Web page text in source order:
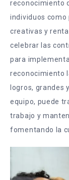
reconocimiento
individuos como
creativas y
celebrar las
para
reconocimiento
logros, grandes
equipo, puede
trabajo y
fomentando la